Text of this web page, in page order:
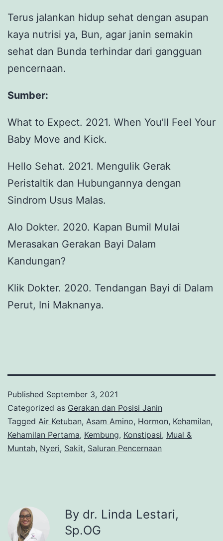
Terus jalankan hidup sehat dengan asupan
kaya nutrisi ya, Bun, agar janin semakin
sehat dan Bunda terhindar dari gangguan
pencernaan.
Sumber:
What to Expect. 2021. When You’ll Feel Your
Baby Move and Kick.
Hello Sehat. 2021. Mengulik Gerak
Peristaltik dan Hubungannya dengan
Sindrom Usus Malas.
Alo Dokter. 2020. Kapan Bumil Mulai
Merasakan Gerakan Bayi Dalam
Kandungan?
Klik Dokter. 2020. Tendangan Bayi di Dalam
Perut, Ini Maknanya.
Published September 3, 2021
Categorized as Gerakan dan Posisi Janin
Tagged Air Ketuban, Asam Amino, Hormon, Kehamilan,
Kehamilan Pertama, Kembung, Konstipasi, Mual &
Muntah, Nyeri, Sakit, Saluran Pencernaan
By dr. Linda Lestari,
Sp.OG